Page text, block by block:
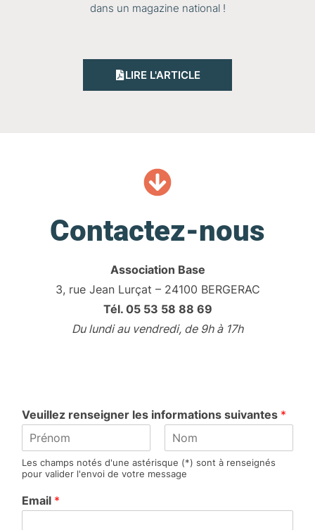
dans un magazine national !
LIRE L'ARTICLE
Contactez-nous
Association Base
3, rue Jean Lurçat – 24100 BERGERAC
Tél. 05 53 58 88 69
Du lundi au vendredi, de 9h à 17h
Veuillez renseigner les informations suivantes *
r
é
o
m
o
m
Les champs notés d'une astérisque (*) sont à renseignés
pour valider l'envoi de votre message
Email *